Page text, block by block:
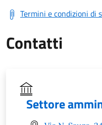
Termini e condizioni di
Contatti
Settore